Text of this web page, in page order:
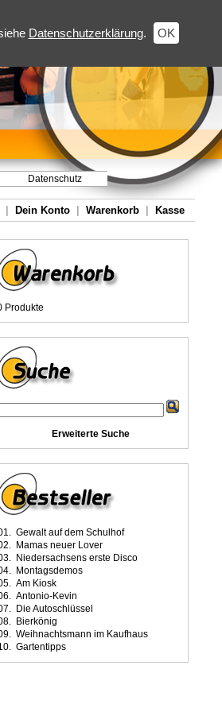
Datenschutzerklärung. OK
Datenschutz
Dein Konto Warenkorb Kasse
Produkte
Erweiterte Suche
Gewalt auf dem Schulhof
Mamas neuer Lover
Niedersachsens erste Disco
Montagsdemos
Am Kiosk
Antonio-Kevin
Die Autoschlüssel
Bierkönig
Weihnachtsmann im Kaufhaus
Gartentipps